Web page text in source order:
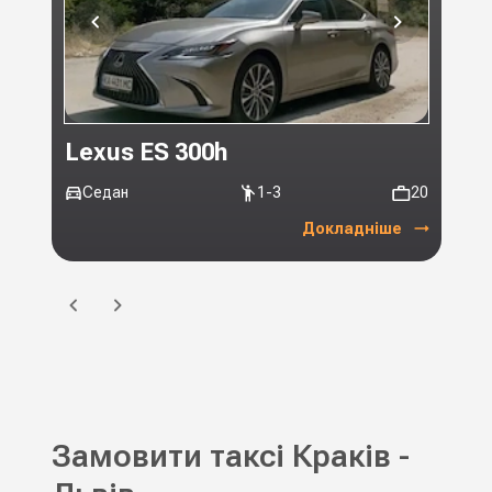
Lexus ES 300h
Седан 1-3 20
Докладніше
Замовити таксі Краків -